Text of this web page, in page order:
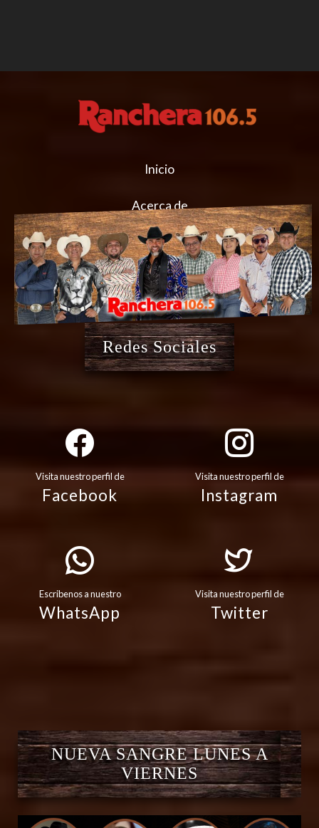
Inicio
Acerca de
Redes Sociales
Visita nuestro perfil de
Facebook
Visita nuestro perfil de
Instagram
Escribenos a nuestro
WhatsApp
Visita nuestro perfil de
Twitter
NUEVA SANGRE LUNES A
VIERNES